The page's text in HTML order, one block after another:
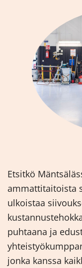
Etsitkö
ammattitaitoista
ulkoistaa
puhtaana ja
jonka kanssa